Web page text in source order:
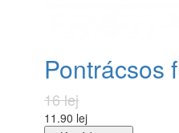
Pontrácsos
16 lej
11.90 lej